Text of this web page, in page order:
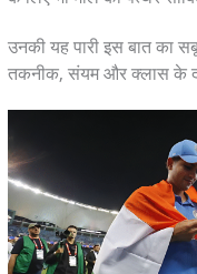
उनकी यह पारी इस बात का
तकनीक, संयम और क्लास के दम